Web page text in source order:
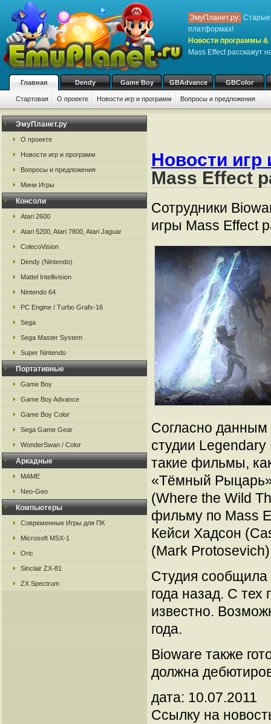
ЭмуПланет.ру: Старые
платформах!
Новости программы &
Mass Effect расскажут
Главная Dendy Game Boy GBAdvance GBColor
Стартовая О проекте Новости игр и программ Вопросы и предложения
ЭмуПланет.ру
О проекте
Новости игр и программ
Вопросы и предложения
Мини Игры
Консоли
Atari 2600
Atari 5200, Atari 7800, Atari Jaguar
ColecoVision
Dendy (Nintendo)
Mattel Intellivision
Nintendo 64
PC Engine / Turbo Grafx-16
Sega
Sega Master System
Super Nintendo
Портативные
Game Boy
Game Boy Advance
Game Boy Color
Sega Game Gear
WonderSwan / Color
Аркадные
MAME
Neo-Geo
Компьютеры
Современные Игры для ПК
Microsoft MSX-1
Oric
Sinclair ZX-81
ZX Spectrum
Новости игр
Mass Effect
Сотрудники
игры Mass Effect
Согласно данным
студии
такие фильмы,
«Тёмный
(Where the Wild
фильму по Mass
Кейси Хадсон
(Mark
Студия сообщила
года назад. С тех
известно.
года.
Bioware также
должна
дата: 10.07.2011
Ссылку на